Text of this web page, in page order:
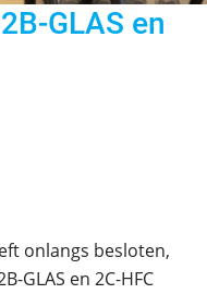
GLAS en
onlangs besloten,
GLAS en 2C-HFC